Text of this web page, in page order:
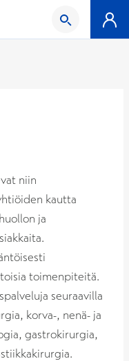
niin
kautta
ja
toimenpiteitä.
seuraavilla
korva-, nenä- ja
gastrokirurgia,